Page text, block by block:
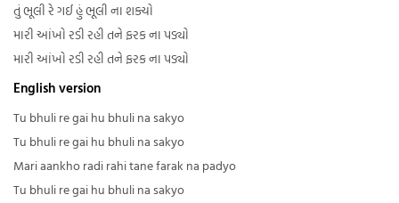
તું ભૂલી રે ગઈ હું ભૂલી ના શક્યો
મારી આંખો રડી રહી તને ફરક ના પડ્યો
મારી આંખો રડી રહી તને ફરક ના પડ્યો
English version
Tu bhuli re gai hu bhuli na sakyo
Tu bhuli re gai hu bhuli na sakyo
Mari aankho radi rahi tane farak na padyo
Tu bhuli re gai hu bhuli na sakyo